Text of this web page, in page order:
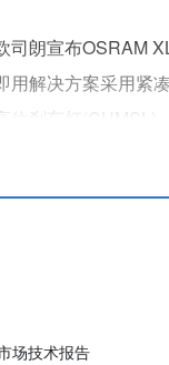
司朗宣布OSRAM
用解决方案采用紧
位刹车灯(CHMSL)
场技术报告